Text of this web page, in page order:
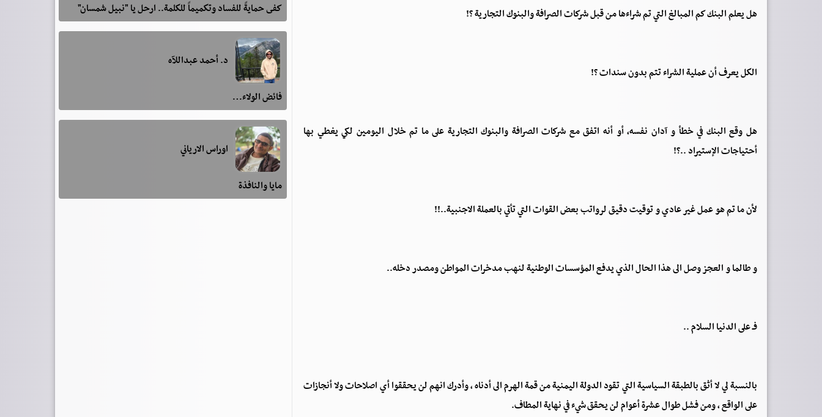
هل يعلم البنك كم المبالغ التي تم شراءها من قبل شركات الصرافة والبنوك التجارية ؟!
الكل يعرف أن عملية الشراء تتم بدون سندات ؟!
هل وقع البنك في خطأ و آدان نفسه، أو أنه اتفق مع شركات الصرافة والبنوك التجارية على ما تم خلال اليومين لكي يغطي بها
أحتياجات الإستيراد ..؟!
لأن ما تم هو عمل غير عادي و توقيت دقيق لرواتب بعض القوات التي تأتي بالعملة الاجنبية..!!
و طالما و العجز وصل الى هذا الحال الذي يدفع المؤسسات الوطنية لنهب مدخرات المواطن ومصدر دخله..
فـ على الدنيا السلام ..
بالنسبة لي لا أثق بالطبقة السياسية التي تقود الدولة اليمنية من قمة الهرم الى أدناه ، وأدرك انهم لن يحققوا أي اصلاحات ولا أنجازات
على الواقع ، ومن فشل طوال عشرة أعوام لن يحقق شيء في نهاية المطاف.
كفى حمايةً للفساد وتكميماً للكلمة.. ارحل يا "نبيل شمسان"
د. أحمد عبداللآه
فائض الولاء…
اوراس الارياني
مايا والنافذة